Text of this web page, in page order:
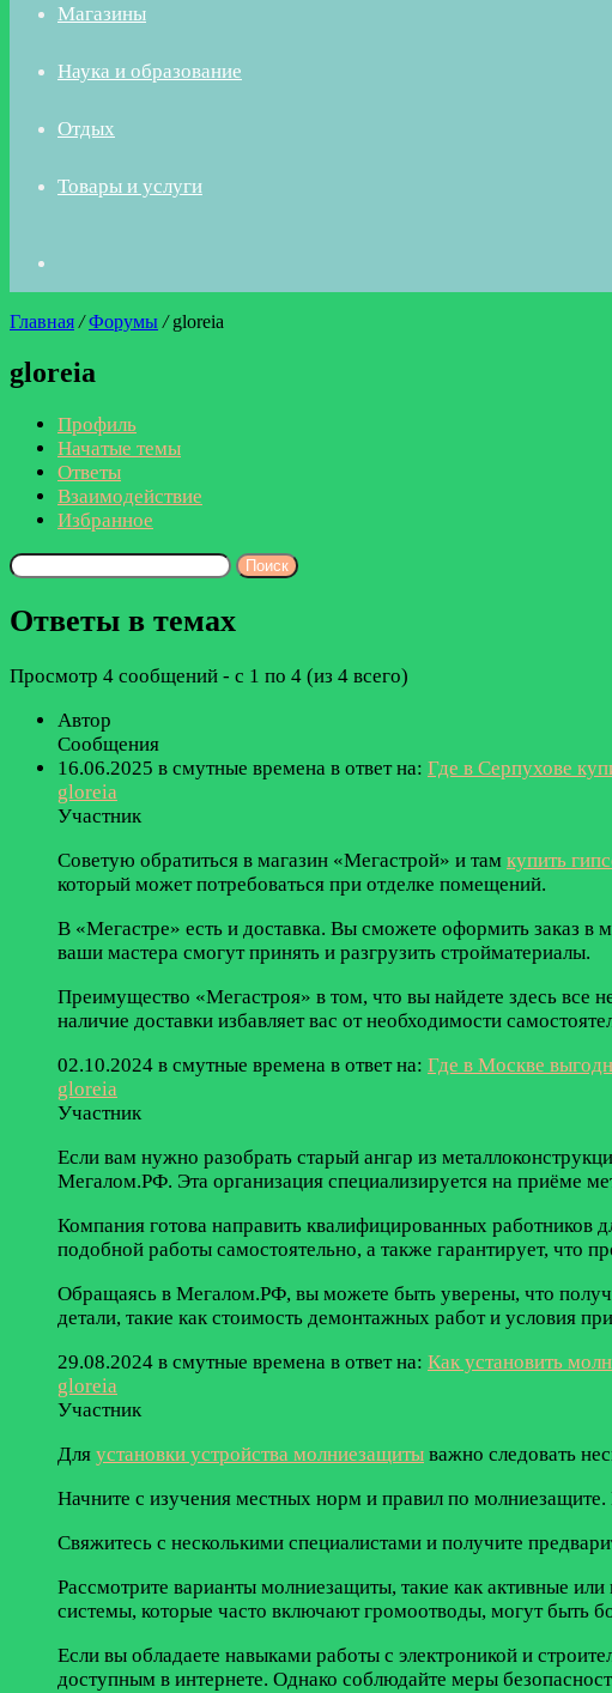
Магазины
Наука и образование
Отдых
Товары и услуги
Главная / Форумы / gloreia
gloreia
Профиль
Начатые темы
Ответы
Взаимодействие
Избранное
Поиск
Ответы в темах
Просмотр 4 сообщений - с 1 по 4 (из 4 всего)
Автор
Сообщения
16.06.2025 в смутные времена в ответ на: Где в Серпухове
gloreia
Участник
Советую обратиться в магазин «Мегастрой» и там купить
который может потребоваться при отделке помещений.
В «Мегастре» есть и доставка. Вы сможете оформить заказ в
ваши мастера смогут принять и разгрузить стройматериалы.
Преимущество «Мегастроя» в том, что вы найдете здесь
наличие доставки избавляет вас от необходимости
02.10.2024 в смутные времена в ответ на: Где в Москве
gloreia
Участник
Если вам нужно разобрать старый ангар из
Мегалом.РФ. Эта организация специализируется на приёме
Компания готова направить квалифицированных работников
подобной работы самостоятельно, а также гарантирует, что
Обращаясь в Мегалом.РФ, вы можете быть уверены, что
детали, такие как стоимость демонтажных работ и условия
29.08.2024 в смутные времена в ответ на: Как установить
gloreia
Участник
Для установки устройства молниезащиты важно следовать
Начните с изучения местных норм и правил по
Свяжитесь с несколькими специалистами и получите
Рассмотрите варианты молниезащиты, такие как активные
системы, которые часто включают громоотводы, могут быть
Если вы обладаете навыками работы с электроникой и
доступным в интернете. Однако соблюдайте меры